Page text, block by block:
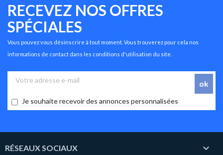
RECEVEZ NOS OFFRES
SPÉCIALES
Vous pouvez vous désinscrire à tout moment. Vous trouverez pour cela nos
informations de contact dans les conditions d'utilisation du site.
Je souhaite recevoir des annonces personnalisées
RÉSEAUX SOCIAUX 